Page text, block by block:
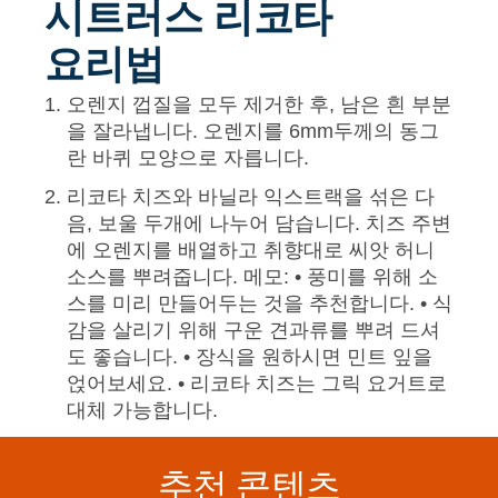
시트러스 리코타
요리법
오렌지 껍질을 모두 제거한 후, 남은 흰 부분
을 잘라냅니다. 오렌지를 6mm두께의 동그
란 바퀴 모양으로 자릅니다.
리코타 치즈와 바닐라 익스트랙을 섞은 다
음, 보울 두개에 나누어 담습니다. 치즈 주변
에 오렌지를 배열하고 취향대로 씨앗 허니
소스를 뿌려줍니다. 메모: • 풍미를 위해 소
스를 미리 만들어두는 것을 추천합니다. • 식
감을 살리기 위해 구운 견과류를 뿌려 드셔
도 좋습니다. • 장식을 원하시면 민트 잎을
얹어보세요. • 리코타 치즈는 그릭 요거트로
대체 가능합니다.
추천 콘텐츠